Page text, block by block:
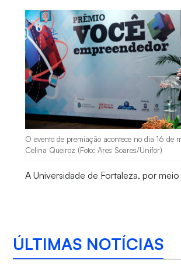
O evento de premiação acontece no dia 16 de
Celina Queiroz (Foto: Ares Soares/Unifor)
A Universidade de Fortaleza, por
ÚLTIMAS NOTÍCIAS